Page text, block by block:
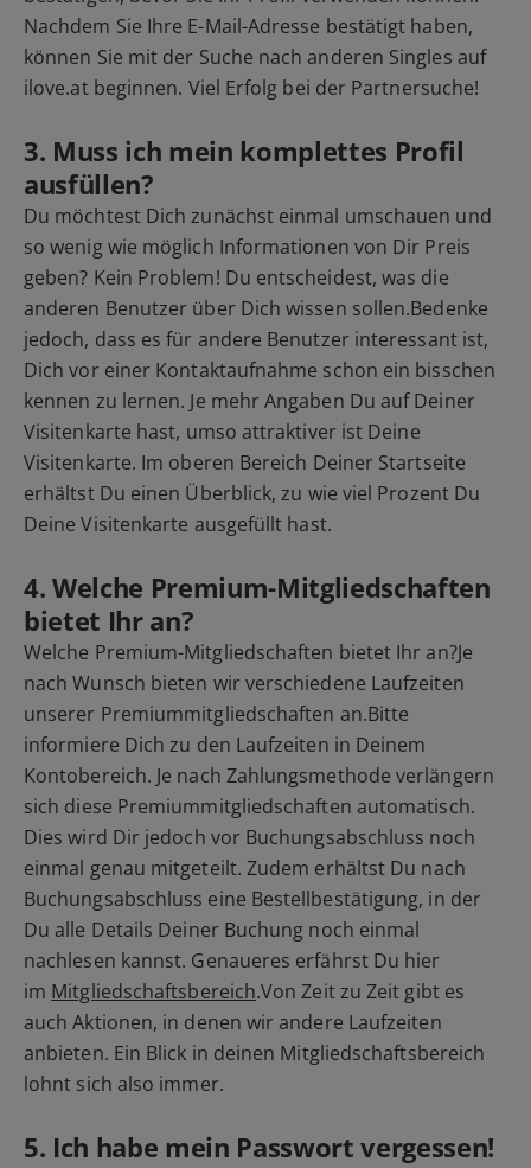
Nachdem Sie Ihre E-Mail-Adresse bestätigt haben,
können Sie mit der Suche nach anderen Singles auf
ilove.at beginnen. Viel Erfolg bei der Partnersuche!
3. Muss ich mein komplettes Profil
ausfüllen?
Du möchtest Dich zunächst einmal umschauen und
so wenig wie möglich Informationen von Dir Preis
geben? Kein Problem! Du entscheidest, was die
anderen Benutzer über Dich wissen sollen.Bedenke
jedoch, dass es für andere Benutzer interessant ist,
Dich vor einer Kontaktaufnahme schon ein bisschen
kennen zu lernen. Je mehr Angaben Du auf Deiner
Visitenkarte hast, umso attraktiver ist Deine
Visitenkarte. Im oberen Bereich Deiner Startseite
erhältst Du einen Überblick, zu wie viel Prozent Du
Deine Visitenkarte ausgefüllt hast.
4. Welche Premium-Mitgliedschaften
bietet Ihr an?
Welche Premium-Mitgliedschaften bietet Ihr an?Je
nach Wunsch bieten wir verschiedene Laufzeiten
unserer Premiummitgliedschaften an.Bitte
informiere Dich zu den Laufzeiten in Deinem
Kontobereich. Je nach Zahlungsmethode verlängern
sich diese Premiummitgliedschaften automatisch.
Dies wird Dir jedoch vor Buchungsabschluss noch
einmal genau mitgeteilt. Zudem erhältst Du nach
Buchungsabschluss eine Bestellbestätigung, in der
Du alle Details Deiner Buchung noch einmal
nachlesen kannst. Genaueres erfährst Du hier
im Mitgliedschaftsbereich.Von Zeit zu Zeit gibt es
auch Aktionen, in denen wir andere Laufzeiten
anbieten. Ein Blick in deinen Mitgliedschaftsbereich
lohnt sich also immer.
5. Ich habe mein Passwort vergessen!